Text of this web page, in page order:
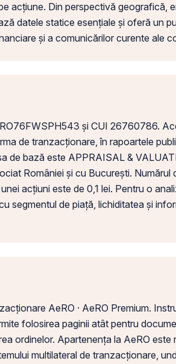
acțiune. Din perspectivă geografică,
datele statice esențiale și oferă un
și a comunicărilor curente ale
și CUI 26760786.
de tranzacționare, în rapoartele
de bază este APPRAISAL &
României și cu București. Numărul
acțiuni este de 0,1 lei. Pentru o
segmentul de piață, lichiditatea și
AeRO · AeRO Premium.
folosirea paginii atât pentru
ordinelor. Apartenența la AeRO este
multilateral de tranzacționare,